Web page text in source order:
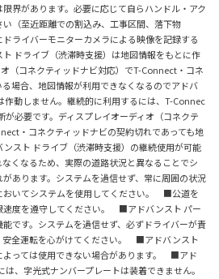
界があります。必要に応じて自らハンドル・アク
（至近距離での割込み、工事区間、落下物
ライバーモニターカメラによる映像を記録する
ドライブ（渋滞時支援）は地図情報をもとに作
（コネクティッドナビ対応）でT-Connect・コネ
場合、地図情報が利用できなくなるのでアドバ
作動しません。継続的に利用するには、T-Connec
必要です。ディスプレイオーディオ（コネクテ
・コネクティッドナビの契約切れであっても地
スト ドライブ（渋滞時支援）の継続使用が可能
くなるため、実際の道路状況と異なることでシ
あります。システムを過信せず、常に周囲の状況
おいてシステムを使用してください。 ■公道を
速度を遵守してください。 ■アドバンスト パー
です。システムを過信せず、必ずドライバーが責
安全運転を心がけてください。 ■アドバンスト
よっては使用できない場合があります。 ■アド
、字光式ナンバープレートは装着できません。